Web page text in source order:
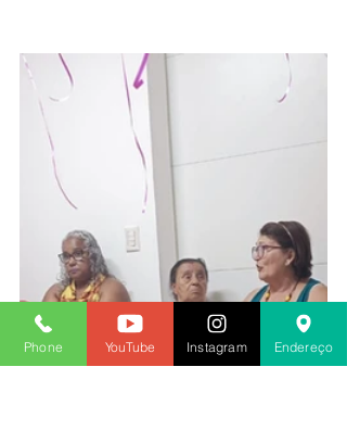
Phone YouTube Instagram Endereço